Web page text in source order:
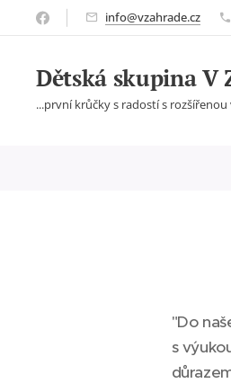
info@vzahrade.cz
Dětská skupina V
...první krůčky s radostí s
"Do
s